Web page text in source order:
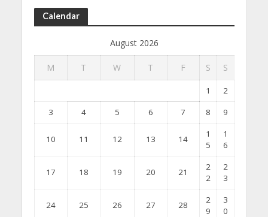
Calendar
August 2026
M T W T F S S
1
2
3
4 5 6 7 8 9
10 11 12 13 14
1
5
1
6
17 18 19 20 21
2
2
2
3
24 25 26 27 28
2
9
3
0